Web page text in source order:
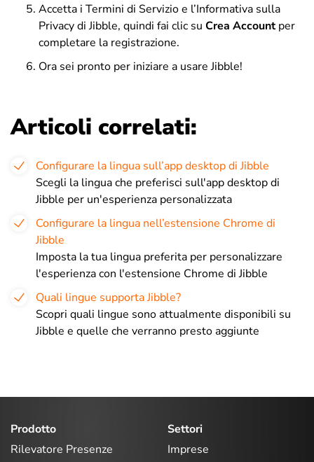
Accetta i Termini di Servizio e l’Informativa sulla
Privacy di Jibble, quindi fai clic su Crea Accountper
completare la registrazione.
Ora sei pronto per iniziare a usare Jibble!
Articoli correlati:
Configurare la lingua sull’app desktop di Jibble
Scegli la lingua che preferisci sull'app desktop di
Jibble per un'esperienza personalizzata
Configurare la lingua nell’estensione Chrome di
Jibble
Imposta la tua lingua preferita per personalizzare
l'esperienza con l'estensione Chrome di Jibble
Quali lingue supporta Jibble?
Scopri quali lingue sono attualmente disponibili su
Jibble e quelle che verranno presto aggiunte
Prodotto
Rilevatore Presenze
Settori
Imprese